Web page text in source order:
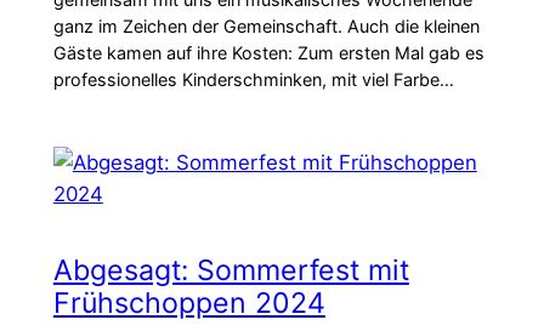
ganz im Zeichen der Gemeinschaft. Auch die kleinen
Gäste kamen auf ihre Kosten: Zum ersten Mal gab es
professionelles Kinderschminken, mit viel Farbe…
Abgesagt: Sommerfest mit
Frühschoppen 2024